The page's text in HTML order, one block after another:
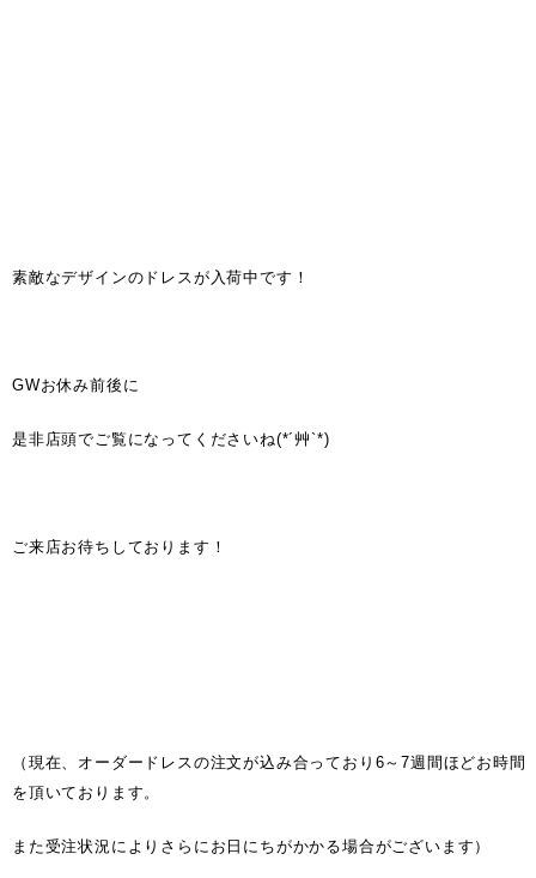
素敵なデザインのドレスが入荷中です！
GWお休み前後に
是非店頭でご覧になってくださいね(*´艸`*)
ご来店お待ちしております！
（現在、オーダードレスの注文が込み合っており6～7週間ほどお時間
を頂いております。
また受注状況によりさらにお日にちがかかる場合がございます）